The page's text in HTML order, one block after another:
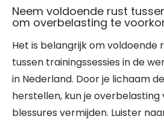
Neem voldoende rust
om overbelasting te
Het is belangrijk om voldoende
tussen trainingssessies in de
in Nederland. Door je lichaam
herstellen, kun je
blessures vermijden. Luister